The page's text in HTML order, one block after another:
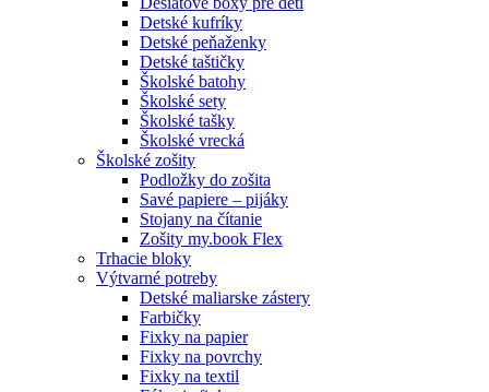
Detské kufríky
Detské peňaženky
Detské taštičky
Školské batohy
Školské sety
Školské tašky
Školské vrecká
Školské zošity
Podložky do zošita
Savé papiere – pijáky
Stojany na čítanie
Zošity my.book Flex
Trhacie bloky
Výtvarné potreby
Detské maliarske zástery
Farbičky
Fixky na papier
Fixky na povrchy
Fixky na textil